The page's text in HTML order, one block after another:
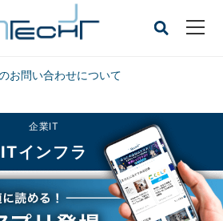
お問い合わせについて
CLOSE
企業IT
ITインフラ
ラ